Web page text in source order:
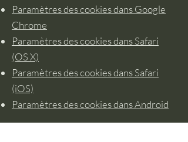
Paramètres des cookies dans Google
Chrome
Paramètres des cookies dans Safari
(OS X)
Paramètres des cookies dans Safari
(iOS)
Paramètres des cookies dans Android